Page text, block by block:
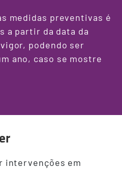
medidas preventivas é
a partir da data da
podendo ser
ano, caso se mostre
intervenções em